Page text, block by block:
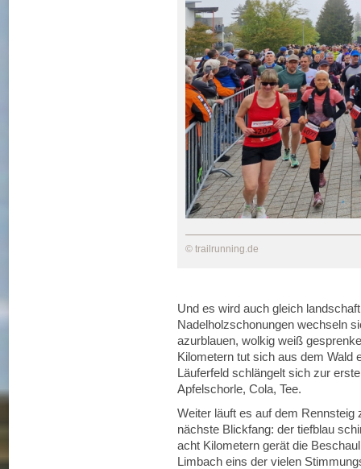
© trailrunning.de
Und es wird auch gleich
Nadelholzschonungen wechseln
azurblauen, wolkig weiß
Kilometern tut sich aus dem Wald
Läuferfeld schlängelt sich zur
Apfelschorle, Cola, Tee.
Weiter läuft es auf dem Rennsteig
nächste Blickfang: der tiefblau
acht Kilometern gerät die
Limbach eins der vielen